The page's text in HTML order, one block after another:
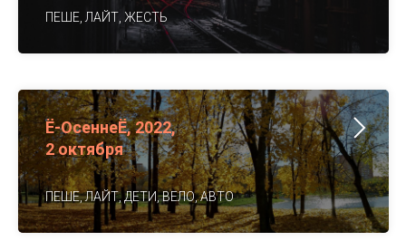
ПЕШЕ, ЛАЙТ, ЖЕСТЬ
Ё-ОсеннеЁ, 2022,
2 октября
ПЕШЕ, ЛАЙТ, ДЕТИ, ВЕЛО, АВТО